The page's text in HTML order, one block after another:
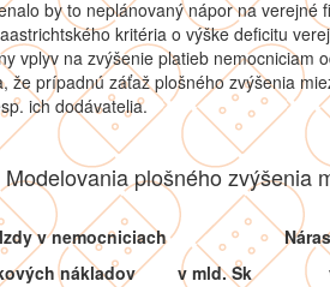
by to neplánovaný nápor na verejné
kritéria o výške deficitu
vplyv na zvýšenie platieb nemocniciam
že prípadnú záťaž plošného zvýšenia
ich dodávatelia.
Modelovania plošného zvýšenia
v nemocniciach
nákladov
v mld. Sk